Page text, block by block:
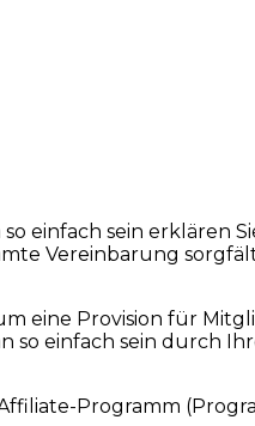
einfach sein erklären
Vereinbarung
eine Provision für
so einfach sein durch
Programm